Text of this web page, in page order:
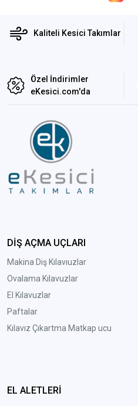
Kaliteli Kesici Takımlar
Özel İndirimler
eKesici.com'da
DİŞ AÇMA UÇLARI
Makina Diş Kılavıuzlar
Ovalama Kılavuzlar
El Kılavuzlar
Paftalar
Kılavız Çıkartma Matkap ucu
EL ALETLERİ